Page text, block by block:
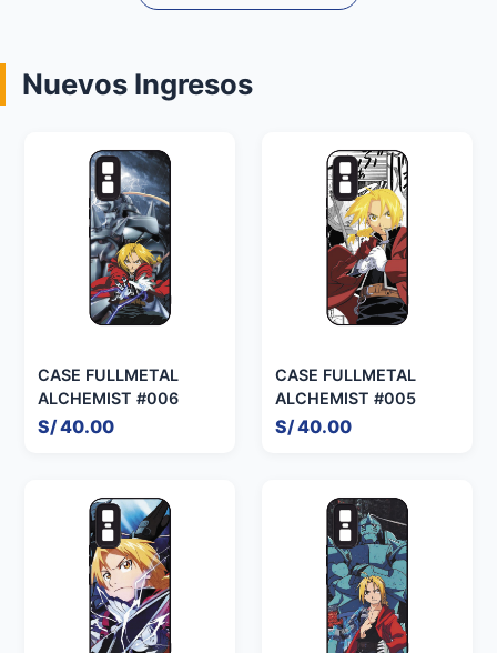
Nuevos Ingresos
CASE FULLMETAL
ALCHEMIST #006
S/ 40.00
CASE FULLMETAL
ALCHEMIST #005
S/ 40.00